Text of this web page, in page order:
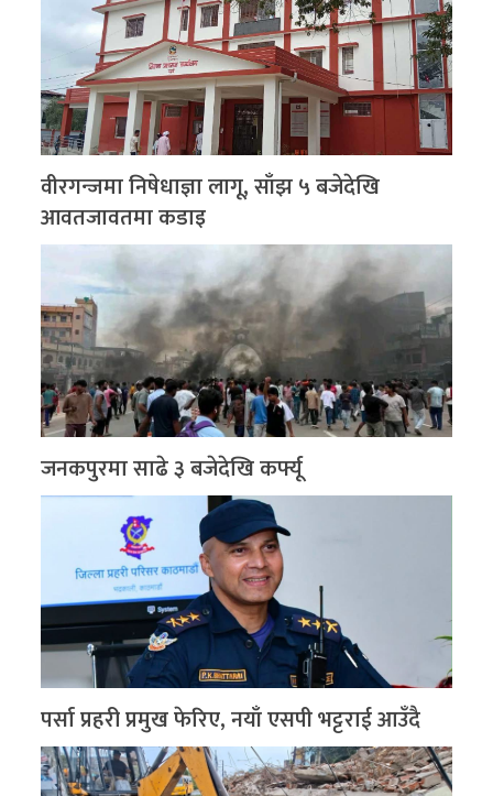
वीरगन्जमा निषेधाज्ञा लागू, साँझ ५ बजेदेखि
आवतजावतमा कडाइ
जनकपुरमा साढे ३ बजेदेखि कर्फ्यू
पर्सा प्रहरी प्रमुख फेरिए, नयाँ एसपी भट्टराई आउँदै